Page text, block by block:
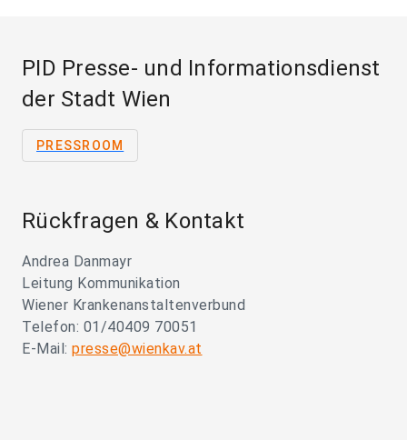
PID Presse- und Informationsdienst
der Stadt Wien
PRESSROOM
Rückfragen & Kontakt
Andrea Danmayr
Leitung Kommunikation
Wiener Krankenanstaltenverbund
Telefon: 01/40409 70051
E-Mail: presse@wienkav.at